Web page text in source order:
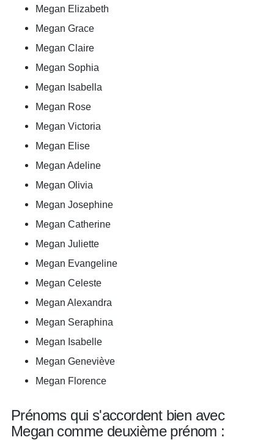
Megan Elizabeth
Megan Grace
Megan Claire
Megan Sophia
Megan Isabella
Megan Rose
Megan Victoria
Megan Elise
Megan Adeline
Megan Olivia
Megan Josephine
Megan Catherine
Megan Juliette
Megan Evangeline
Megan Celeste
Megan Alexandra
Megan Seraphina
Megan Isabelle
Megan Geneviève
Megan Florence
Prénoms qui s'accordent bien avec
Megan comme deuxième prénom :